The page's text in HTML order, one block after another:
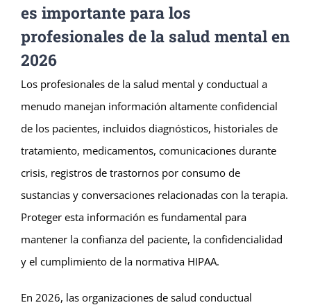
es importante para los
profesionales de la salud mental en
2026
Los profesionales de la salud mental y conductual a
menudo manejan información altamente confidencial
de los pacientes, incluidos diagnósticos, historiales de
tratamiento, medicamentos, comunicaciones durante
crisis, registros de trastornos por consumo de
sustancias y conversaciones relacionadas con la terapia.
Proteger esta información es fundamental para
mantener la confianza del paciente, la confidencialidad
y el cumplimiento de la normativa HIPAA.
En 2026, las organizaciones de salud conductual